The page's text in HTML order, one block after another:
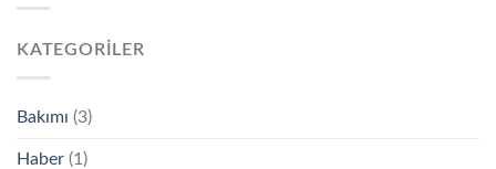
KATEGORILER
Bakımı (3)
Haber (1)